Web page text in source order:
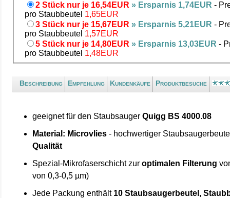
2 Stück nur je 16,54EUR » Ersparnis 1,74EUR -
pro Staubbeutel 1,65EUR
3 Stück nur je 15,67EUR » Ersparnis 5,21EUR -
pro Staubbeutel 1,57EUR
5 Stück nur je 14,80EUR » Ersparnis 13,03EUR -
pro Staubbeutel 1,48EUR
Beschreibung Empfehlung Kundenkäufe Produktbesuche
geeignet für den StaubsaugerQuigg BS 4000.08
Material: Microvlies - hochwertiger
Qualität
Spezial-Mikrofaserschicht zuroptimalen Filterung
von 0,3-0,5 µm)
Jede Packung enthält 10 Staubsaugerbeutel,